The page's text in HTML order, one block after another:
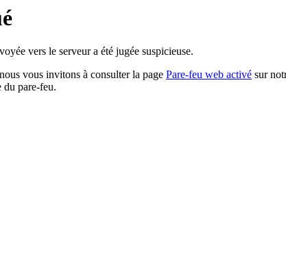
vers le serveur a été jugée suspicieuse.
vous invitons à consulter la page Pare-feu web activé sur
du pare-feu.